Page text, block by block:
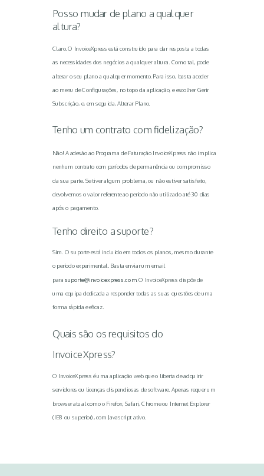
Tenho um contrato com fidelização?
Não! A adesão ao Programa de Faturação InvoiceXpress não implica
nenhum contrato com períodos de permanência ou compromisso
da sua parte. Se tiver algum problema, ou não estiver satisfeito,
devolvemos o valor referente ao período não utilizado até 30 dias
após o pagamento.
Sim. O suporte está incluído em todos os planos, mesmo durante
o período experimental. Basta enviar um email
para suporte@invoicexpress.com.O InvoiceXpress dispõe de
uma equipa dedicada a responder todas as suas questões de uma
forma rápida e eficaz.
Tenho direito a suporte?
Claro. O InvoiceXpress está construído para dar resposta a todas
as necessidades dos negócios a qualquer altura. Como tal, pode
alterar o seu plano a qualquer momento. Para isso, basta aceder
ao menu de Configurações, no topo da aplicação, e escolher Gerir
Subscrição, e, em seguida, Alterar Plano.
Posso mudar de plano a qualquer
altura?
Quais são os requisitos do
InvoiceXpress?
O InvoiceXpress é uma aplicação web que o liberta de adquirir
servidores ou licenças dispendiosas de software. Apenas requer um
browser atual como o Firefox, Safari, Chrome ou Internet Explorer
(IE8 ou superior), com Javascript ativo.